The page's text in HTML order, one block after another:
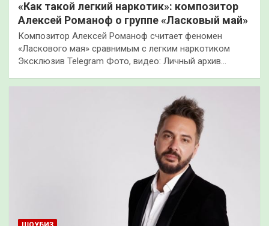
«Как такой легкий наркотик»: композитор
Алексей Романоф о группе «Ласковый май»
Композитор Алексей Романоф считает феномен
«Ласкового мая» сравнимым с легким наркотиком
Эксклюзив Telegram Фото, видео: Личный архив…